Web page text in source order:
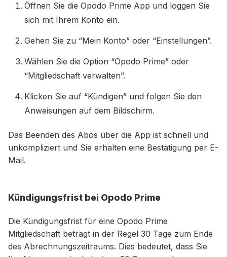
Öffnen Sie die Opodo Prime App und loggen Sie
sich mit Ihrem Konto ein.
Gehen Sie zu “Mein Konto” oder “Einstellungen”.
Wählen Sie die Option “Opodo Prime” oder
“Mitgliedschaft verwalten”.
Klicken Sie auf “Kündigen” und folgen Sie den
Anweisungen auf dem Bildschirm.
Das Beenden des Abos über die App ist schnell und
unkompliziert und Sie erhalten eine Bestätigung per E-
Mail.
Kündigungsfrist bei Opodo Prime
Die Kündigungsfrist für eine Opodo Prime
Mitgliedschaft beträgt in der Regel 30 Tage zum Ende
des Abrechnungszeitraums. Dies bedeutet, dass Sie